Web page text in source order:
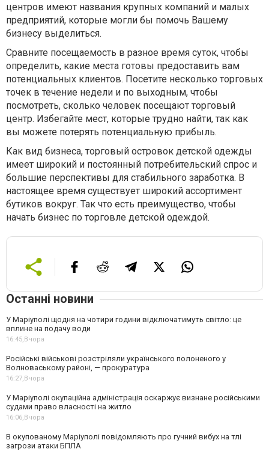
центров имеют названия крупных компаний и малых
предприятий, которые могли бы помочь Вашему
бизнесу выделиться.
Сравните посещаемость в разное время суток, чтобы
определить, какие места готовы предоставить вам
потенциальных клиентов. Посетите несколько торговых
точек в течение недели и по выходным, чтобы
посмотреть, сколько человек посещают торговый
центр. Избегайте мест, которые трудно найти, так как
вы можете потерять потенциальную прибыль.
Как вид бизнеса, торговый островок детской одежды
имеет широкий и постоянный потребительский спрос и
большие перспективы для стабильного заработка. В
настоящее время существует широкий ассортимент
бутиков вокруг. Так что есть преимущество, чтобы
начать бизнес по торговле детской одеждой.
Останні новини
У Маріуполі щодня на чотири години відключатимуть світло: це
вплине на подачу води
16:45,Вчора
Російські військові розстріляли українського полоненого у
Волноваському районі, — прокуратура
16:27,Вчора
У Маріуполі окупаційна адміністрація оскаржує визнане російськими
судами право власності на житло
16:06,Вчора
В окупованому Маріуполі повідомляють про гучний вибух на тлі
загрози атаки БПЛА